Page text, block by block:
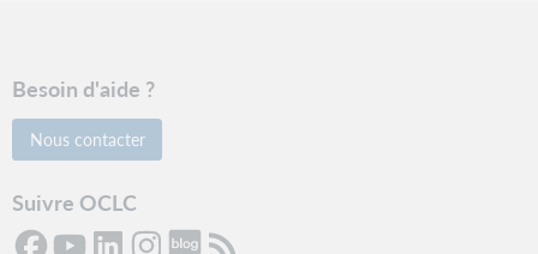
Besoin d'aide ?
Nous contacter
Suivre OCLC